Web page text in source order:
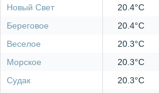
Новый Свет
20.4°C
Береговое
20.4°C
Веселое
20.3°C
Морское
20.3°C
Судак
20.3°C